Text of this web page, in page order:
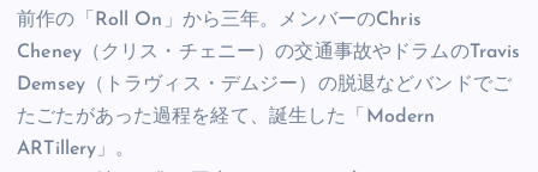
前作の「Roll On」から三年。メンバーのChris
Cheney（クリス・チェニー）の交通事故やドラムのTravis
Demsey（トラヴィス・デムジー）の脱退などバンドでご
たごたがあった過程を経て、誕生した「Modern
ARTillery」。